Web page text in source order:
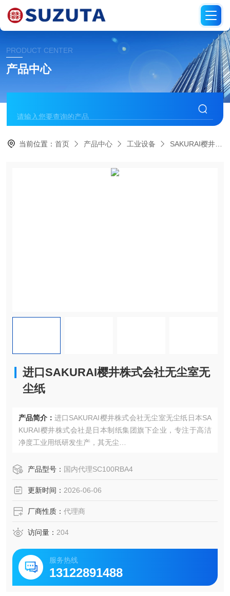
PRODUCT CENTER
产品中心
当前位置：首页 产品中心 工业设备 SAKURAI樱井
进口SAKURAI樱井株式会社无尘室无
尘纸
产品简介： 进口SAKURAI樱井株式会社无尘室无尘纸日本SA
KURAI樱井株式会社是日本制纸集团旗下企业，专注于高洁
净度工业用纸研发生产，其无尘
井无尘纸通过水平圆筒设计减少纤维断裂，并采用纳米级涂
数≤3,520个），适用于高精度清洁场景。
产品型号： 国内代理SC100RBA4
更新时间： 2026-06-06
厂商性质： 代理商
访问量： 204
服务热线
13122891488